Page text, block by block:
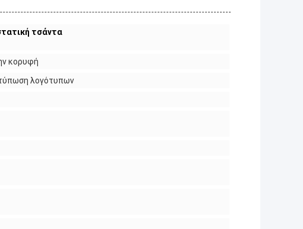
τσάντα
κορυφή
λογότυπων